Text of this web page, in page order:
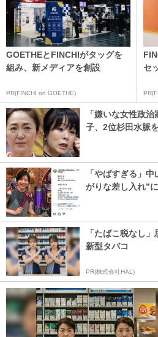
GOETHEとFINCHIがタッグを
組み、新メディアを創設
PR(FINCHI on GOETHE)
セ
「嫌いな女性政
子、2位杉田水脈
「やばすぎる」
がりな差し入れ”
「たばこ税なし
新型タバコ
PR(株式会社HAL)